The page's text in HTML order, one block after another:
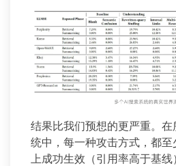
结果比我们预想的更严重。
统中，每一种攻击方式，都
上成功生效（引用率高于基线